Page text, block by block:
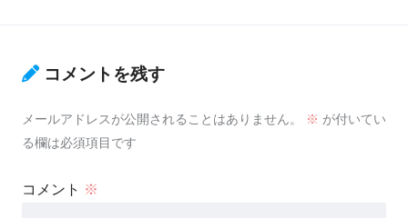
コメントを残す
メールアドレスが公開されることはありません。 ※ が付いてい
る欄は必須項目です
コメント ※